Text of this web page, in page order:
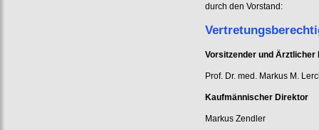
durch den Vorstand:
Vorsitzender und Ärztlicher
Prof. Dr. med. Markus M.
Kaufmännischer Direktor
Markus Zendler